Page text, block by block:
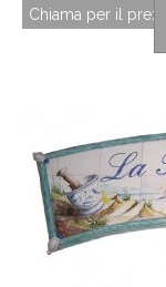
Chiama per il